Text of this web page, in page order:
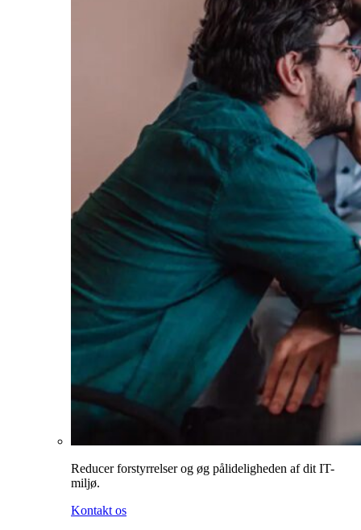
Reducer forstyrrelser og øg pålideligheden af dit IT-
miljø.
Kontakt os